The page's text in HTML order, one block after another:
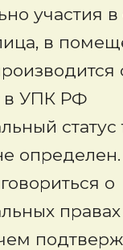
участия
в
в УПК РФ
статус
о
правах